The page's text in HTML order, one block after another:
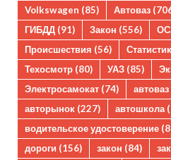
Volkswagen (85) Автоваз
ГИБДД (91) Закон (556)
Происшествия (56)
Техосмотр (80) УАЗ (85)
Электросамокат (74) автоваз
авторынок (227) автошкола
водительское удостоверение
дороги (156) закон (84)